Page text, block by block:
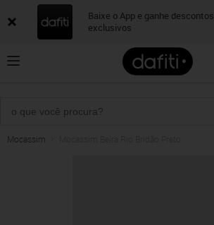
Baixe o App e ganhe descontos
exclusivos
Mocassim